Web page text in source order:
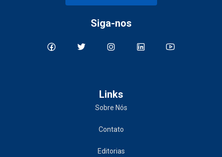
Siga-nos
Links
Sobre Nós
Contato
Editorias